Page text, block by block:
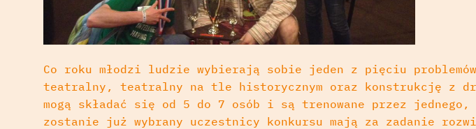
Co roku młodzi ludzie wybierają sobie jeden z pięciu
teatralny, teatralny na tle historycznym oraz konstrukcję z
mogą składać się od 5 do 7 osób i są trenowane przez
zostanie już wybrany uczestnicy konkursu mają za zadanie